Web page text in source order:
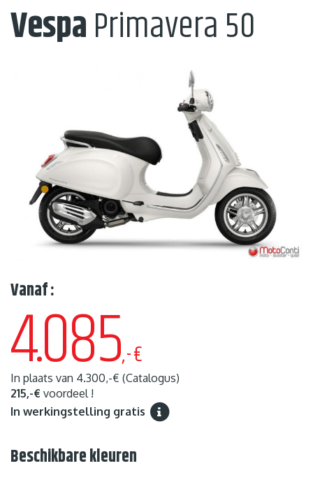
VespaPrimavera 50
Vanaf :
4.085,-€
In plaats van 4.300,-€ (Catalogus)
215,-€ voordeel !
In werkingstelling gratis
Beschikbare kleuren